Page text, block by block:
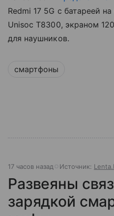
Redmi 17 5G с батареей
Unisoc T8300, экраном
для наушников.
смартфоны
17 часов назад Источник:
Развеяны
зарядкой